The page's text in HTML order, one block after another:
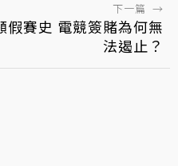
下一篇 →
賽史 電競簽賭為何無
法遏止？